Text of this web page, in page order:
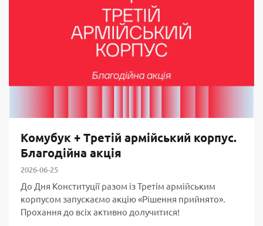
Комубук + Третій армійський корпус.
Благодійна акція
2026-06-25
До Дня Конституції разом із Третім армійським
корпусом запускаємо акцію «Рішення прийнято».
Прохання до всіх активно долучитися!